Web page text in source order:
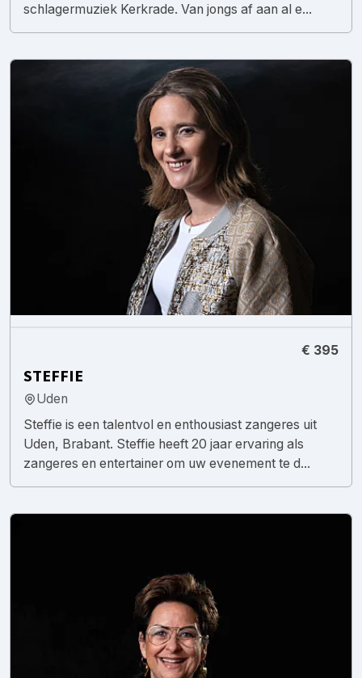
schlagermuziek Kerkrade. Van jongs af aan al e...
€ 395
STEFFIE
Uden
Steffie is een talentvol en enthousiast zangeres uit
Uden, Brabant. Steffie heeft 20 jaar ervaring als
zangeres en entertainer om uw evenement te d...